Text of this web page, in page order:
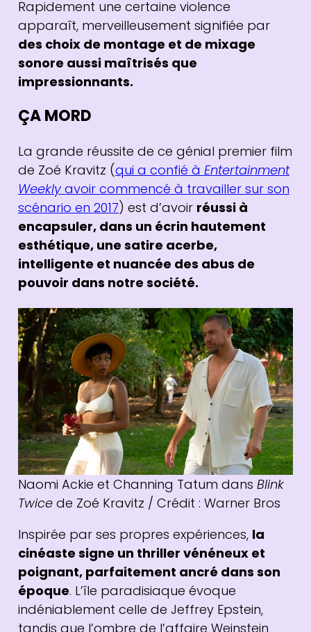
Rapidement une certaine violence
apparaît, merveilleusement signifiée par
des choix de montage et de mixage
sonore aussi maîtrisés que
impressionnants.
ÇA MORD
La grande réussite de ce génial premier film
de Zoé Kravitz (qui a confié à Entertainment
Weeklyavoir commencé à travailler sur son
scénario en 2017) est d’avoir réussi à
encapsuler, dans un écrin hautement
esthétique, une satire acerbe,
intelligente et nuancée des abus de
pouvoir dans notre société.
Naomi Ackie et Channing Tatum dans Blink
Twice de Zoé Kravitz / Crédit : Warner Bros
Inspirée par ses propres expériences, la
cinéaste signe un thriller vénéneux et
poignant, parfaitement ancré dans son
époque. L’île paradisiaque évoque
indéniablement celle de Jeffrey Epstein,
tandis que l’ombre de l’affaire Weinstein